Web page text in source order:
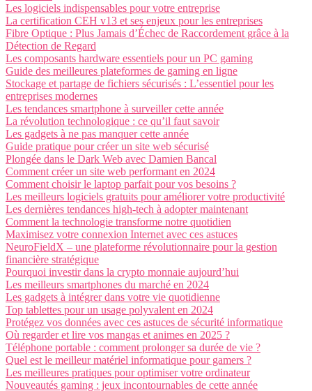
Les logiciels indispensables pour votre entreprise
La certification CEH v13 et ses enjeux pour les entreprises
Fibre Optique : Plus Jamais d’Échec de Raccordement grâce à la
Détection de Regard
Les composants hardware essentiels pour un PC gaming
Guide des meilleures plateformes de gaming en ligne
Stockage et partage de fichiers sécurisés : L’essentiel pour les
entreprises modernes
Les tendances smartphone à surveiller cette année
La révolution technologique : ce qu’il faut savoir
Les gadgets à ne pas manquer cette année
Guide pratique pour créer un site web sécurisé
Plongée dans le Dark Web avec Damien Bancal
Comment créer un site web performant en 2024
Comment choisir le laptop parfait pour vos besoins ?
Les meilleurs logiciels gratuits pour améliorer votre productivité
Les dernières tendances high-tech à adopter maintenant
Comment la technologie transforme notre quotidien
Maximisez votre connexion Internet avec ces astuces
NeuroFieldX – une plateforme révolutionnaire pour la gestion
financière stratégique
Pourquoi investir dans la crypto monnaie aujourd’hui
Les meilleurs smartphones du marché en 2024
Les gadgets à intégrer dans votre vie quotidienne
Top tablettes pour un usage polyvalent en 2024
Protégez vos données avec ces astuces de sécurité informatique
Où regarder et lire vos mangas et animes en 2025 ?
Téléphone portable : comment prolonger sa durée de vie ?
Quel est le meilleur matériel informatique pour gamers ?
Les meilleures pratiques pour optimiser votre ordinateur
Nouveautés gaming : jeux incontournables de cette année